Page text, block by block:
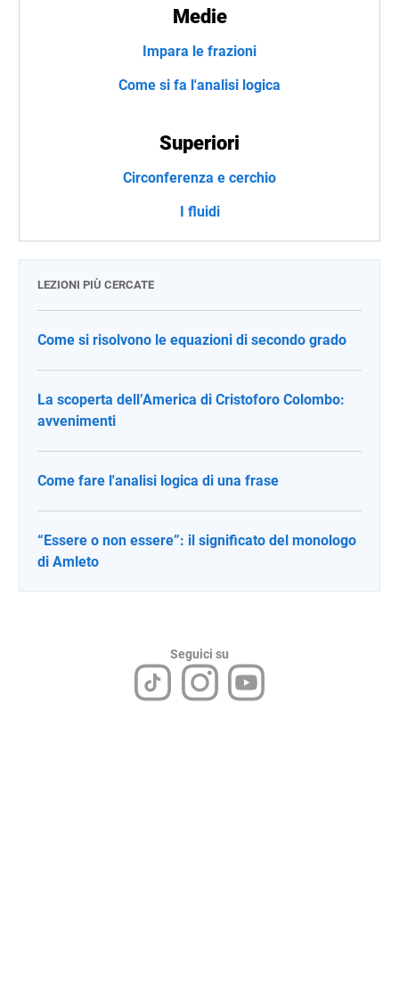
Medie
Impara le frazioni
Come si fa l'analisi logica
Superiori
Circonferenza e cerchio
I fluidi
LEZIONI PIÙ CERCATE
Come si risolvono le equazioni di secondo grado
La scoperta dell’America di Cristoforo Colombo:
avvenimenti
Come fare l'analisi logica di una frase
“Essere o non essere”: il significato del monologo
di Amleto
Seguici su